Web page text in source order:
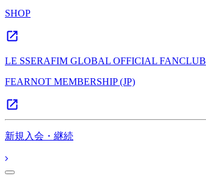
SHOP
LE SSERAFIM GLOBAL OFFICIAL FANCLUB
FEARNOT MEMBERSHIP (JP)
新規入会・継続